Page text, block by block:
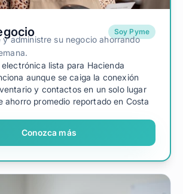
Soy Pyme
y administre su negocio ahorrando
lista para Hacienda
aunque se caiga la conexión
y contactos en un solo lugar
ahorro promedio reportado en Costa
Conozca más